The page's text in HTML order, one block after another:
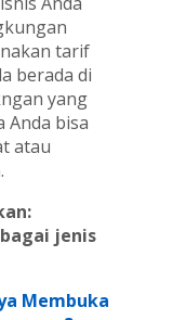
tarif
berada di
yang
Anda bisa
atau
jenis
Membuka